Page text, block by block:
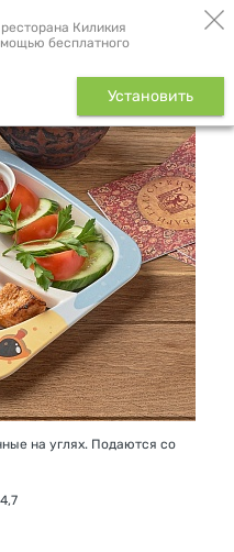
Киликия
бесплатного
Установить
240 г
на углях. Подаются со
Доставка